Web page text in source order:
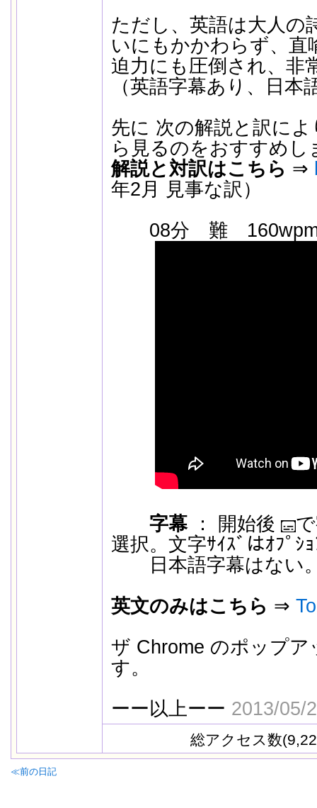
ただし、英語は大人の
いにもかかわらず、直
迫力にも圧倒され、非
（英語字幕あり、日本
先に 次の解説と訳に
ら見るのをおすすめし
解説と対訳はこちら ⇒
年2月 見事な訳）
08分 難
字幕： 開始後
選択。文字ｻｲｽﾞはｵﾌﾟｼ
日本語字幕はない
英文のみはこちら ⇒
ザ Chrome のポップア
す。
ーー以上ーー 2013/05/
総アクセス数
≪前の日記